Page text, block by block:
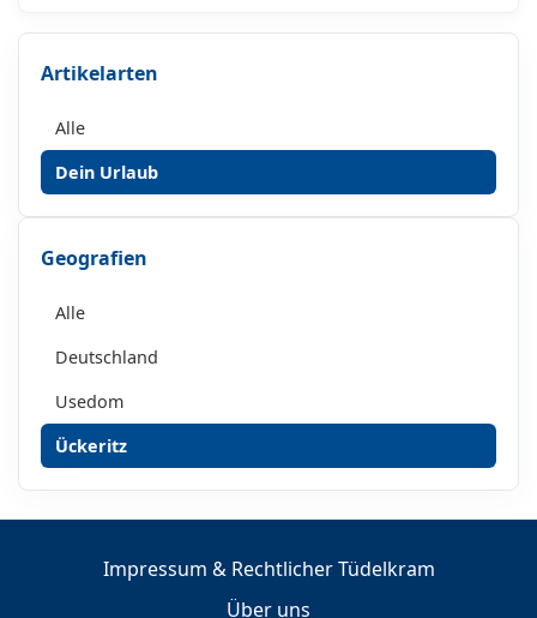
Artikelarten
Alle
Dein Urlaub
Geografien
Alle
Deutschland
Usedom
Ückeritz
Impressum & Rechtlicher Tüdelkram
Über uns